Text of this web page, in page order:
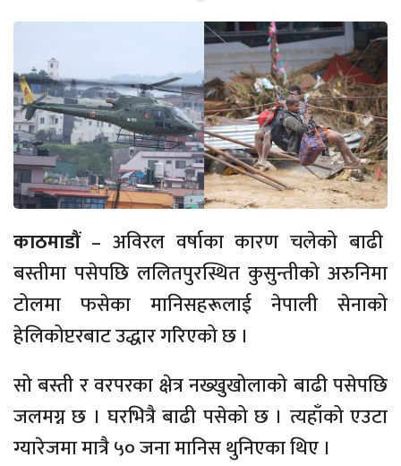
काठमाडौं– अविरल वर्षाका कारण चलेको बाढी
बस्तीमा पसेपछि ललितपुरस्थित कुसुन्तीको अरुनिमा
टोलमा फसेका मानिसहरूलाई नेपाली सेनाको
हेलिकोप्टरबाट उद्धार गरिएको छ ।
सो बस्ती र वरपरका क्षेत्र नख्खुखोलाको बाढी पसेपछि
जलमग्न छ । घरभित्रै बाढी पसेको छ । त्यहाँको ‍एउटा
ग्यारेजमा मात्रै ५० जना मानिस थुनिएका थिए ।